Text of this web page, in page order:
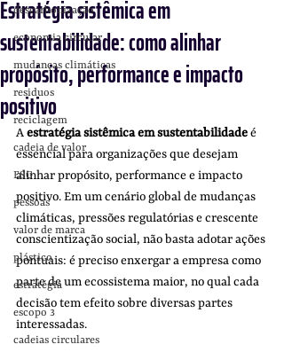
descarbonização
economia circular
mudanças climáticas
residuos
reciclagem
cadeia de valor
ESG
pessoas
valor de marca
plástico
estratégia
escopo 3
cadeias circulares
Estratégia sistêmica em
sustentabilidade: como alinhar
propósito, performance e impacto
positivo
A estratégia sistêmica em sustentabilidade é
essencial para organizações que desejam
alinhar propósito, performance e impacto
positivo. Em um cenário global de mudanças
climáticas, pressões regulatórias e crescente
conscientização social, não basta adotar ações
pontuais: é preciso enxergar a empresa como
parte de um ecossistema maior, no qual cada
decisão tem efeito sobre diversas partes
interessadas.